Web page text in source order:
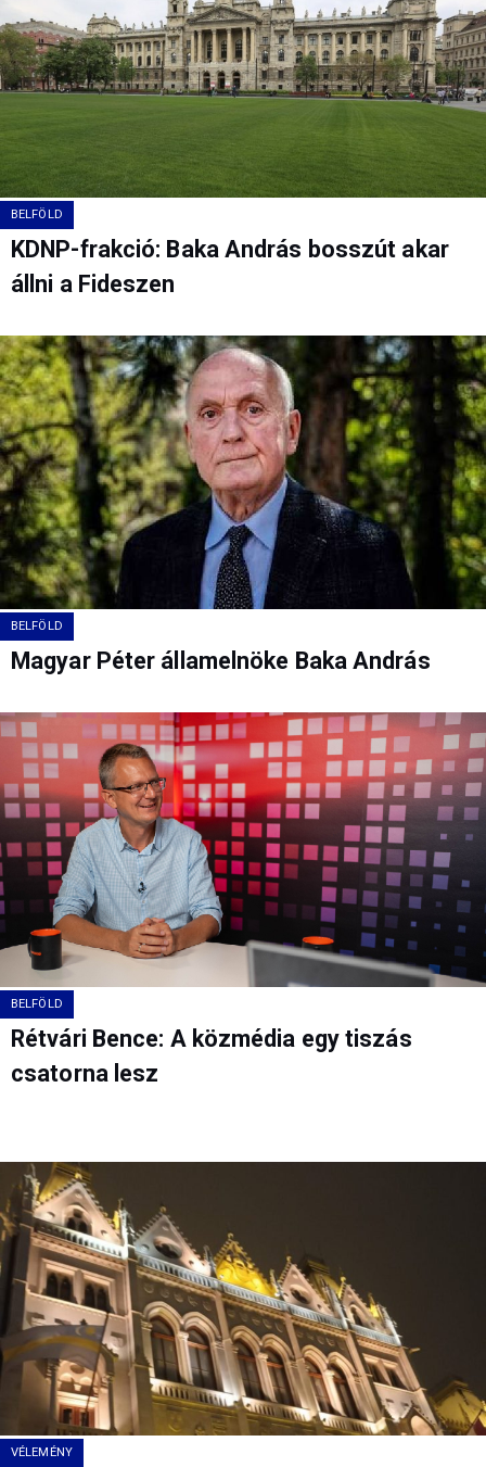
BELFÖLD
KDNP-frakció: Baka András bosszút akar
állni a Fideszen
BELFÖLD
Magyar Péter államelnöke Baka András
BELFÖLD
Rétvári Bence: A közmédia egy tiszás
csatorna lesz
VÉLEMÉNY